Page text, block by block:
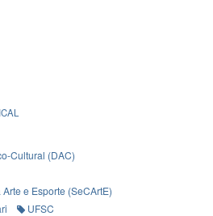
Cultural (DAC)
e Esporte (SeCArtE)
UFSC